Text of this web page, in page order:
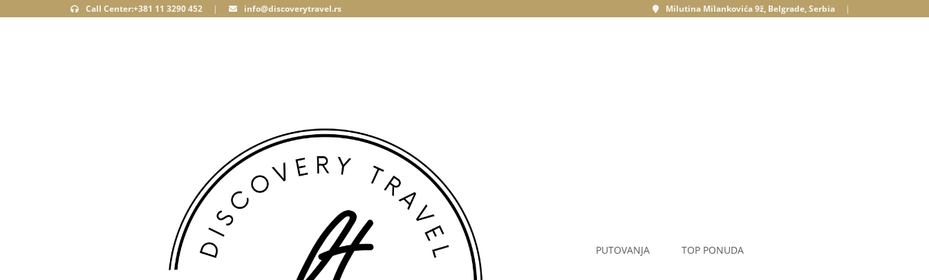
Call Center:+381 11 3290 452 | info@discoverytravel.rs Milutina Milankovića 9ž, Belgrade, Serbia |
PUTOVANJA TOP PONUDA